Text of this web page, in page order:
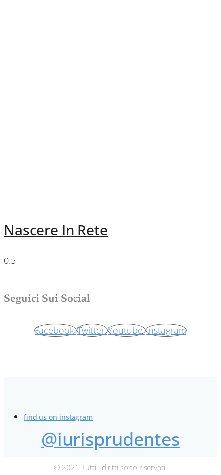
Nascere In Rete
Seguici Sui Social
Facebook Twitter Youtube Instagram
find us on instagram
@iurisprudentes
© 2021 Tutti i diritti sono riservati.